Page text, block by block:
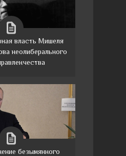
власть Мишеля
неолиберального
безымянного